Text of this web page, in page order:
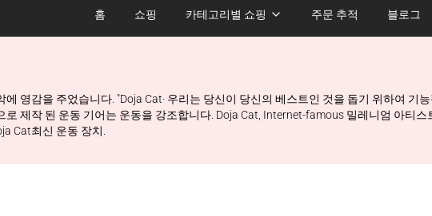
홈 쇼핑 카테고리별 쇼핑 주문 추적 블로그
영감을 주었습니다. "Doja Cat· 우리는 당신이 당신의 베스트인 것을 돕기 위하여
로 제작 된 운동 기어는 운동을 강조합니다. Doja Cat, Internet-famous 밀레니엄 아티
Cat최신 운동 장치.